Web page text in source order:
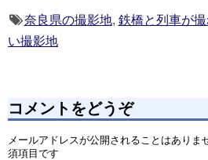
奈良県の撮影地, 鉄橋と列車が
い撮影地
コメントをどうぞ
メールアドレスが公開されることはありま
須項目です